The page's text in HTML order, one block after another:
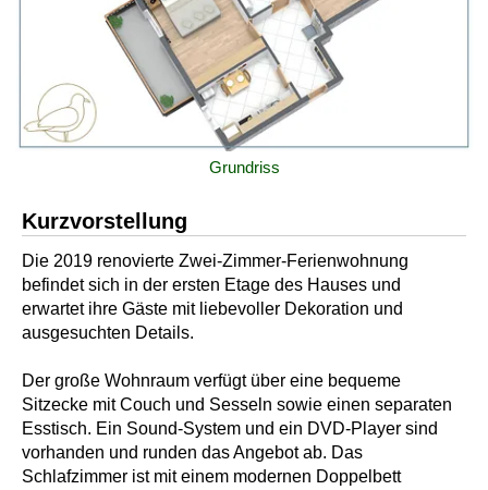
Grundriss
Kurzvorstellung
Die 2019 renovierte Zwei-Zimmer-Ferienwohnung
befindet sich in der ersten Etage des Hauses und
erwartet ihre Gäste mit liebevoller Dekoration und
ausgesuchten Details.
Der große Wohnraum verfügt über eine bequeme
Sitzecke mit Couch und Sesseln sowie einen separaten
Esstisch. Ein Sound-System und ein DVD-Player sind
vorhanden und runden das Angebot ab. Das
Schlafzimmer ist mit einem modernen Doppelbett